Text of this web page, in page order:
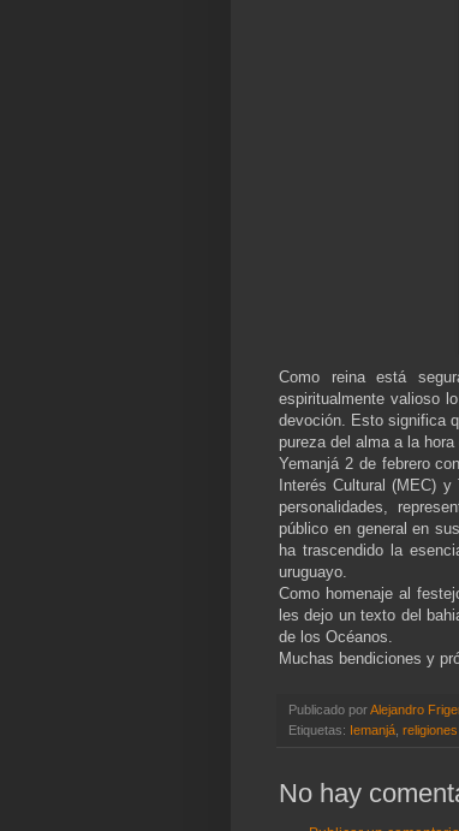
Como reina está
espiritualmente valioso
devoción. Esto significa
pureza del alma a la hora
Yemanjá 2 de febrero
Interés Cultural (MEC)
personalidades,
público en general en
ha trascendido la
uruguayo.
Como homenaje al
les dejo un texto del
de los Océanos.
Muchas bendiciones y
Publicado porAlejandro
Etiquetas: Iemanjá
No hay